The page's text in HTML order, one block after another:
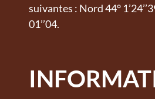
suivantes : Nord 44°
01’’04.